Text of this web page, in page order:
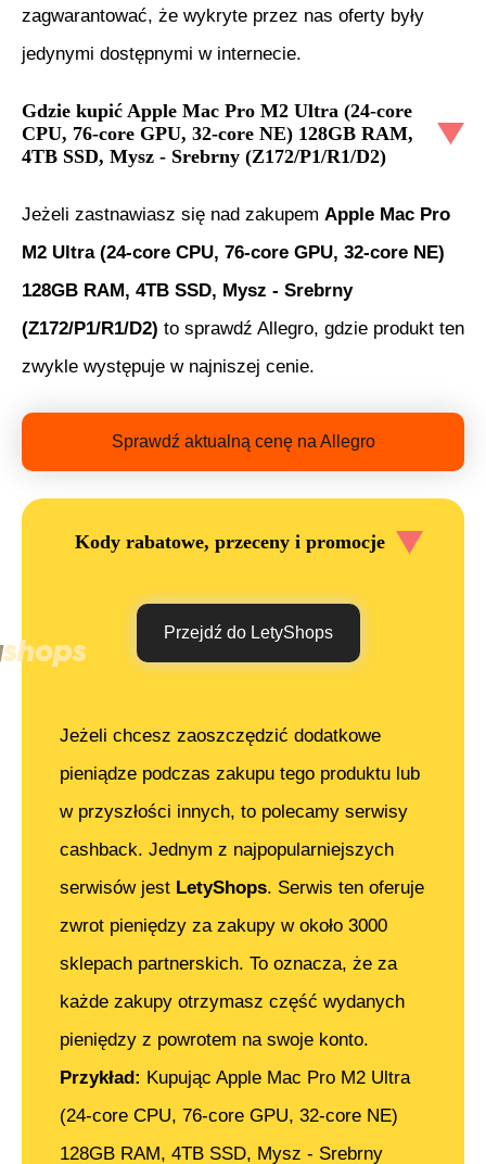
zagwarantować, że wykryte przez nas oferty były
jedynymi dostępnymi w internecie.
Gdzie kupić Apple Mac Pro M2 Ultra (24-core
CPU, 76-core GPU, 32-core NE) 128GB RAM,
4TB SSD, Mysz - Srebrny (Z172/P1/R1/D2)
Jeżeli zastnawiasz się nad zakupem Apple Mac Pro
M2 Ultra (24-core CPU, 76-core GPU, 32-core NE)
128GB RAM, 4TB SSD, Mysz - Srebrny
(Z172/P1/R1/D2) to sprawdź Allegro, gdzie produkt ten
zwykle występuje w najniszej cenie.
Sprawdź aktualną cenę na Allegro
Kody rabatowe, przeceny i promocje
Przejdź do LetyShops
Jeżeli chcesz zaoszczędzić dodatkowe
pieniądze podczas zakupu tego produktu lub
w przyszłości innych, to polecamy serwisy
cashback. Jednym z najpopularniejszych
serwisów jest LetyShops. Serwis ten oferuje
zwrot pieniędzy za zakupy w około 3000
sklepach partnerskich. To oznacza, że za
każde zakupy otrzymasz część wydanych
pieniędzy z powrotem na swoje konto.
Przykład: Kupując Apple Mac Pro M2 Ultra
(24-core CPU, 76-core GPU, 32-core NE)
128GB RAM, 4TB SSD, Mysz - Srebrny